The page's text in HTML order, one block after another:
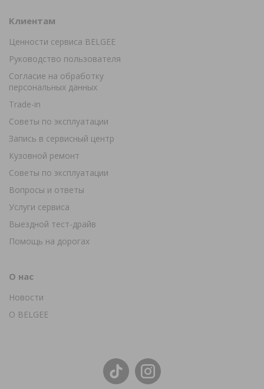
Клиентам
Ценности сервиса BELGEE
Руководство пользователя
Согласие на обработку
персональных данных
Trade-in
Советы по эксплуатации
Запись в сервисный центр
Кузовной ремонт
Советы по эксплуатации
Вопросы и ответы
Услуги сервиса
Выездной тест-драйв
Помощь на дорогах
О нас
Новости
О BELGEE